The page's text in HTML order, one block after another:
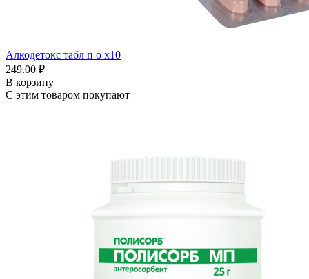
Алкодетокс табл п о x10
249.00 ₽
В корзину
С этим товаром покупают